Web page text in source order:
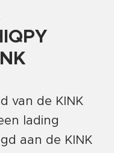
van de KINK
lading
aan de KINK